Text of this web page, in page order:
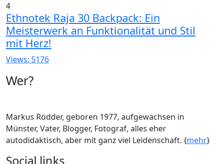
4
Ethnotek Raja 30 Backpack: Ein
Meisterwerk an Funktionalität und Stil
mit Herz!
Views: 5176
Wer?
Markus Rödder, geboren 1977, aufgewachsen in
Münster, Vater, Blogger, Fotograf, alles eher
autodidaktisch, aber mit ganz viel Leidenschaft. {mehr}
Social links